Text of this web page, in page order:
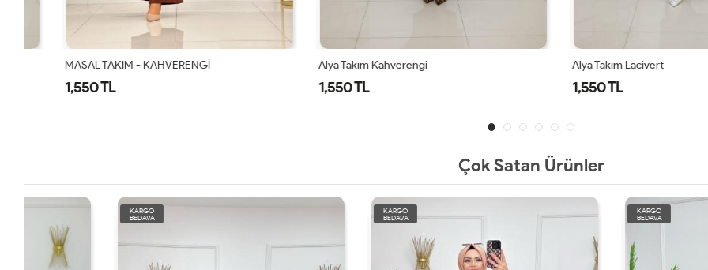
MASAL TAKIM - KAHVERENGİ
1,550 TL
Alya Takım Kahverengi
1,550 TL
Alya Takım Lacivert
1,550 TL
Çok Satan Ürünler
BEDAVA